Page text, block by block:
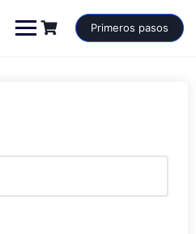
Primeros pasos